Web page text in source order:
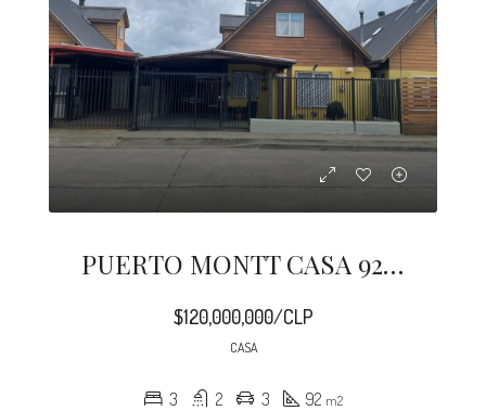
PUERTO MONTT CASA 92 M2 PANITAO
$120,000,000/CLP
CASA
3 2 3 92 m2